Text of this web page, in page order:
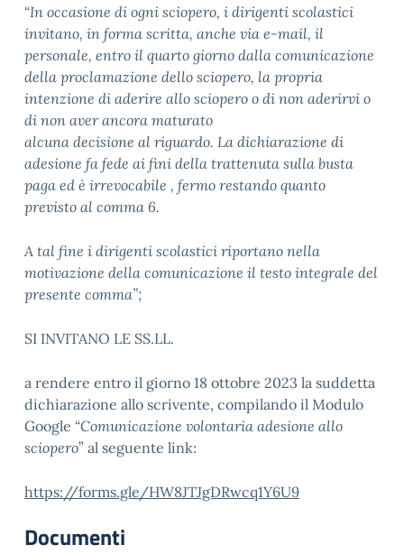
“In occasione di ogni sciopero, i dirigenti scolastici
invitano, in forma scritta, anche via e-mail, il
personale, entro il quarto giorno dalla comunicazione
della proclamazione dello sciopero, la propria
intenzione di aderire allo sciopero o di non aderirvi o
di non aver ancora maturato
alcuna decisione al riguardo. La dichiarazione di
adesione fa fede ai fini della trattenuta sulla busta
paga ed è irrevocabile , fermo restando quanto
previsto al comma 6.
A tal fine i dirigenti scolastici riportano nella
motivazione della comunicazione il testo integrale del
presente comma”;
SI INVITANO LE SS.LL.
a rendere entro il giorno 18 ottobre 2023 la suddetta
dichiarazione allo scrivente, compilando il Modulo
Google “Comunicazione volontaria adesione allo
sciopero” al seguente link:
https://forms.gle/HW8JTJgDRwcq1Y6U9
Documenti